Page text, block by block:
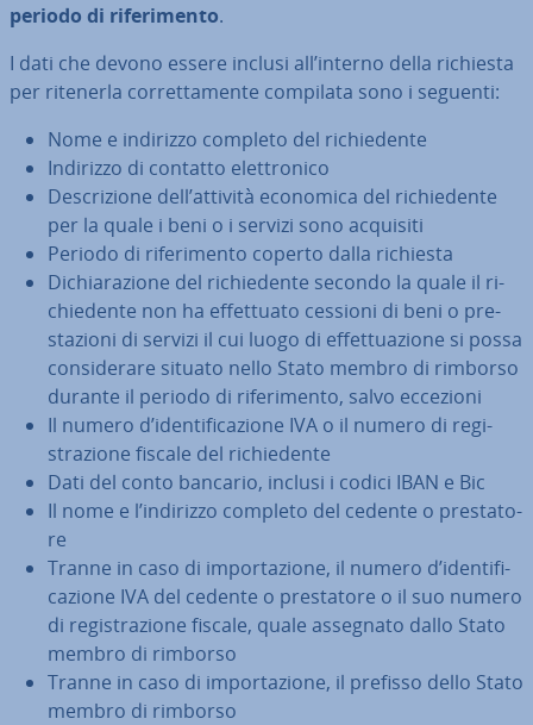
periodo di ri­fe­ri­men­to.
I dati che devono essere inclusi all’interno della richiesta
per ritenerla cor­ret­ta­men­te compilata sono i seguenti:
Nome e indirizzo completo del ri­chie­den­te
Indirizzo di contatto elet­tro­ni­co
De­scri­zio­ne dell’attività economica del ri­chie­den­te
per la quale i beni o i servizi sono acquisiti
Periodo di ri­fe­ri­men­to coperto dalla richiesta
Di­chia­ra­zio­ne del ri­chie­den­te secondo la quale il ri­
chie­den­te non ha ef­fet­tua­to cessioni di beni o pre­
sta­zio­ni di servizi il cui luogo di ef­fet­tua­zio­ne si possa
con­si­de­ra­re situato nello Stato membro di rimborso
durante il periodo di ri­fe­ri­men­to, salvo eccezioni
Il numero d’iden­ti­fi­ca­zio­ne IVA o il numero di re­gi­
stra­zio­ne fiscale del ri­chie­den­te
Dati del conto bancario, inclusi i codici IBAN e Bic
Il nome e l’indirizzo completo del cedente o pre­sta­to­
re
Tranne in caso di im­por­ta­zio­ne, il numero d’iden­ti­fi­
ca­zio­ne IVA del cedente o pre­sta­to­re o il suo numero
di re­gi­stra­zio­ne fiscale, quale assegnato dallo Stato
membro di rimborso
Tranne in caso di im­por­ta­zio­ne, il prefisso dello Stato
membro di rimborso